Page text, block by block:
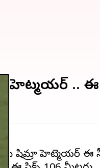
హెట్మయర్ ..
షిమ్రాన్ హెట్మెయర్ ఈ